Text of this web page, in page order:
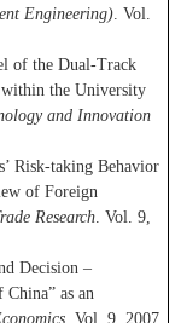
Engineering). Vol.
of the Dual-Track
the University
and Innovation
Risk-taking Behavior
of Foreign
Research. Vol. 9,
Decision –
as an
. Vol. 9, 2007.